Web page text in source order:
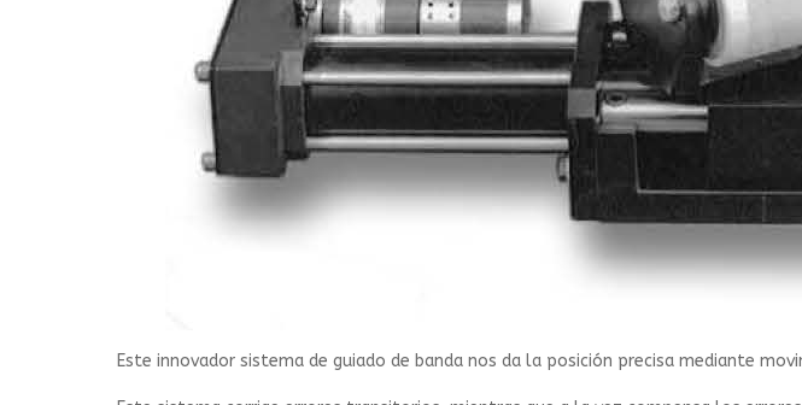
Este innovador sistema de guiado de banda nos da la posición precisa mediante